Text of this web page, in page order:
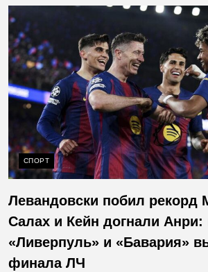
СПОРТ
Левандовски побил рекорд
Салах и Кейн догнали Анри:
«Ливерпуль» и «Бавария»
финала ЛЧ